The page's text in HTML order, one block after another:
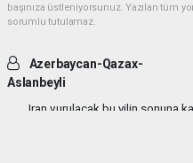
başınıza üstleniyorsunuz. Yazılan tüm
sorumlu tutulamaz.
Azerbaycan-Qazax-
Aslanbeyli
Iran vurulacak bu yilin sonuna